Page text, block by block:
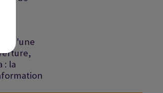
d'une
: la